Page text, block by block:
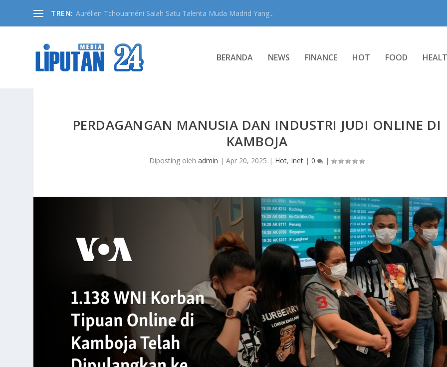
TREN: Aurélien Tchouaméni Salah Satu Talenta Muda Madrid Yang...
BERANDA NEWS FINANCE HOT FOOD
PERDAGANGAN MANUSIA DAN INDUSTRI JUDI ONLINE DI
KAMBOJA
Diposting olehadmin |Apr 20, 2025 | Hot, Inet |0 |